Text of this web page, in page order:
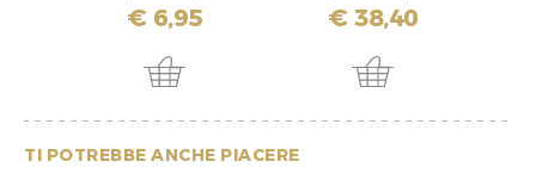
€ 6,95 € 38,40
TI POTREBBE ANCHE PIACERE